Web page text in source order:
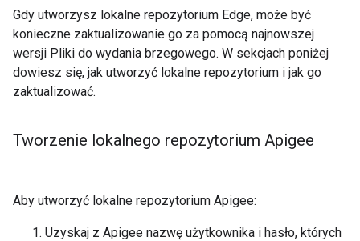
Gdy utworzysz lokalne repozytorium Edge, może być
konieczne zaktualizowanie go za pomocą najnowszej
wersji Pliki do wydania brzegowego. W sekcjach poniżej
dowiesz się, jak utworzyć lokalne repozytorium i jak go
zaktualizować.
Tworzenie lokalnego repozytorium Apigee
Aby utworzyć lokalne repozytorium Apigee:
Uzyskaj z Apigee nazwę użytkownika i hasło, których